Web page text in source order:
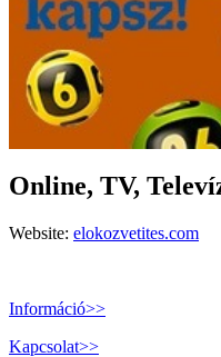
Online, TV,
Website: elokozvetites.com
Információ>>
Kapcsolat>>